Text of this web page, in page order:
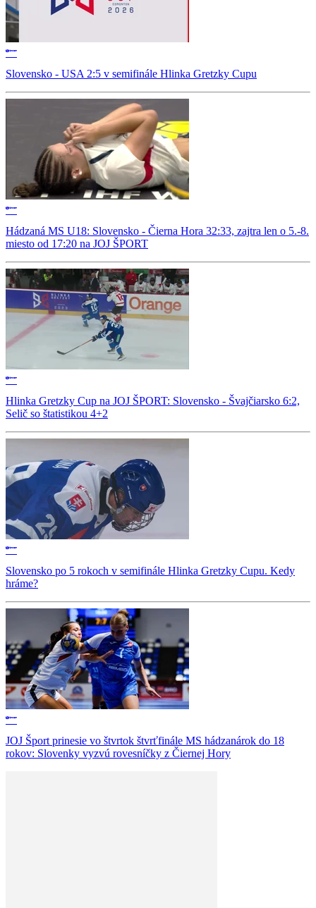
Slovensko - USA 2:5 v semifinále Hlinka Gretzky Cupu
Hádzaná MS U18: Slovensko - Čierna Hora 32:33, zajtra len o 5.-8.
miesto od 17:20 na JOJ ŠPORT
Hlinka Gretzky Cup na JOJ ŠPORT: Slovensko - Švajčiarsko 6:2,
Selič so štatistikou 4+2
Slovensko po 5 rokoch v semifinále Hlinka Gretzky Cupu. Kedy
hráme?
JOJ Šport prinesie vo štvrtok štvrťfinále MS hádzanárok do 18
rokov: Slovenky vyzvú rovesníčky z Čiernej Hory